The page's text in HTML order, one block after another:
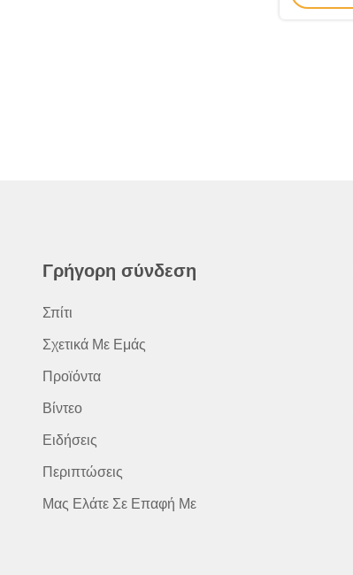
Γρήγορη σύνδεση
Σπίτι
Σχετικά Με Εμάς
Προϊόντα
Βίντεο
Ειδήσεις
Περιπτώσεις
Μας Ελάτε Σε Επαφή Με